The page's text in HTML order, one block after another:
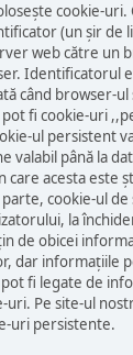
cookie-uri.
(un șir de
web către un
Identificatorul
când browser-ul
fi cookie-uri
ul persistent
valabil până la
care acesta este
cookie-ul de
la
de obicei
dar informațiile
fi legate de
Pe site-ul
uri persistente.